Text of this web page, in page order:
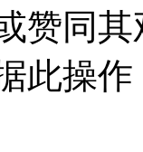
赞同
此操